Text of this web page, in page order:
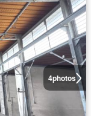
4photos